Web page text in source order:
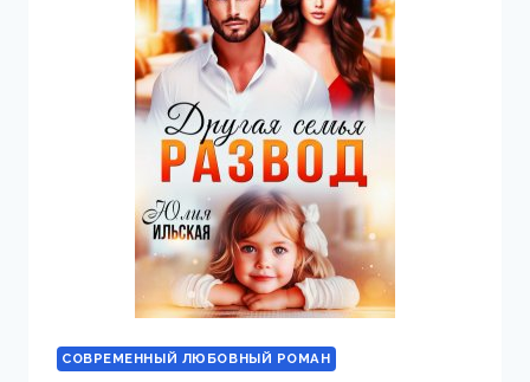
СОВРЕМЕННЫЙ ЛЮБОВНЫЙ РОМАН